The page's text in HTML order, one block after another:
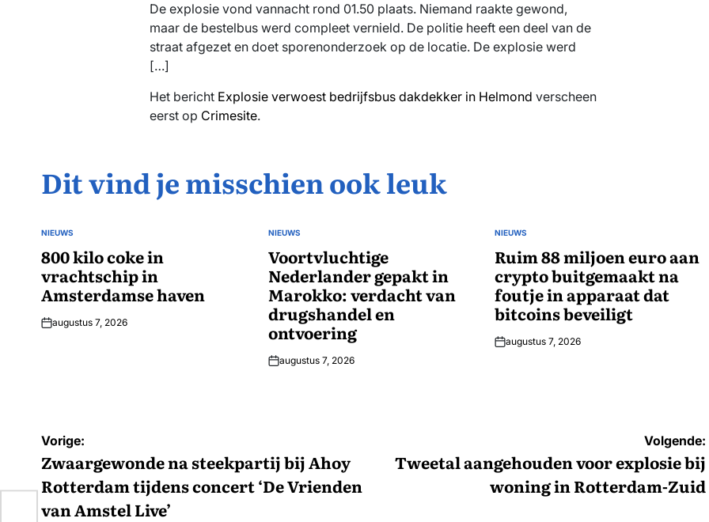
De explosie vond vannacht rond 01.50 plaats. Niemand raakte gewond,
maar de bestelbus werd compleet vernield. De politie heeft een deel van de
straat afgezet en doet sporenonderzoek op de locatie. De explosie werd
[…]
Het bericht Explosie verwoest bedrijfsbus dakdekker in Helmond verscheen
eerst op Crimesite.
Dit vind je misschien ook leuk
GEPLAATST
NIEUWS
800 kilo coke in
vrachtschip in
Amsterdamse haven
augustus 7, 2026
GEPLAATST
NIEUWS
Voortvluchtige
Nederlander gepakt in
Marokko: verdacht van
drugshandel en
ontvoering
augustus 7, 2026
GEPLAATST
NIEUWS
Ruim 88 miljoen euro aan
crypto buitgemaakt na
foutje in apparaat dat
bitcoins beveiligt
augustus 7, 2026
Bericht
navigatie
Vorige:
Zwaargewonde na steekpartij bij Ahoy
Rotterdam tijdens concert ‘De Vrienden
van Amstel Live’
Volgende:
Tweetal aangehouden voor explosie bij
woning in Rotterdam-Zuid